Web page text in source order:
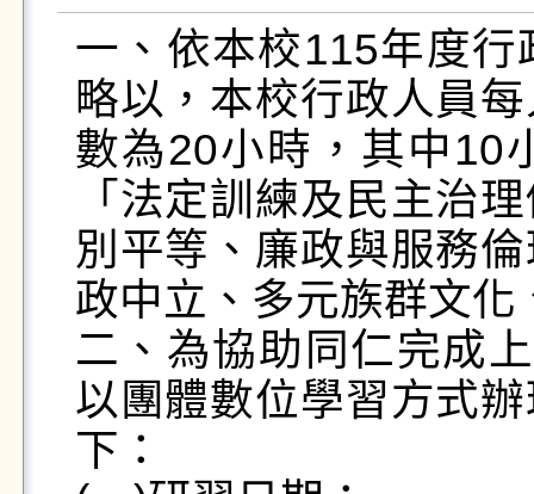
一、依本校115年度
略以，本校行政人員
數為20小時，其中10
「法定訓練及民主治
別平等、廉政與服務
政中立、多元族群文化
二、為協助同仁完成
以團體數位學習方式
下：